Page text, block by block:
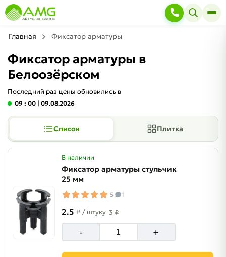
Главная Фиксатор арматуры
Фиксатор арматуры в
Белоозёрском
Последний раз цены обновились в
09 : 00 | 09.08.2026
Список Плитка
В наличии
Фиксатор арматуры стульчик
25 мм
5 1
2.5 ₽ / штуку 3 ₽
- +